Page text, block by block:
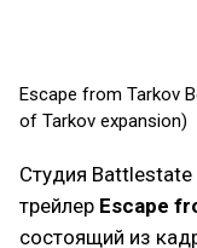
Escape from Tarkov
of Tarkov expansion)
Студия Battlestate
трейлер Escape
состоящий из